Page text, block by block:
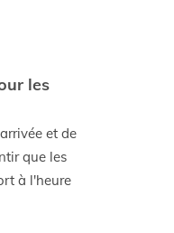
les
et de
que les
à l'heure